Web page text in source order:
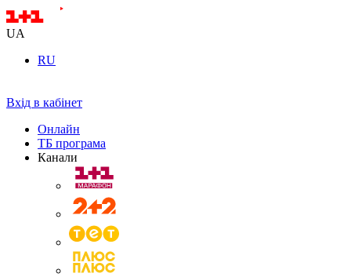
UA
RU
Вхід в кабінет
Онлайн
ТБ програма
Канали